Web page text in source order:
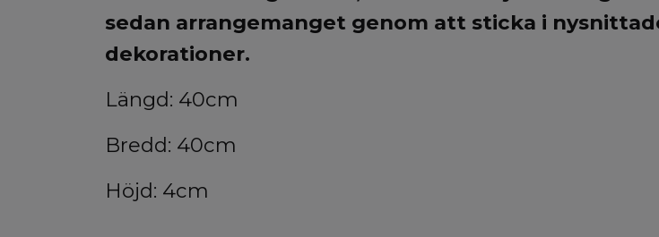
sedan arrangemanget genom att sticka i
dekorationer.
Längd: 40cm
Bredd: 40cm
Höjd: 4cm